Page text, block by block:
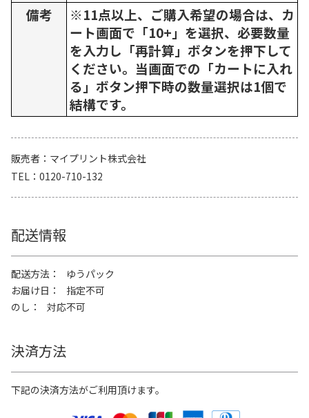
備考
※11点以上、ご購入希望の場合は、カ
ート画面で「10+」を選択、必要数量
を入力し「再計算」ボタンを押下して
ください。当画面での「カートに入れ
る」ボタン押下時の数量選択は1個で
結構です。
販売者
マイプリント株式会社
TEL
0120-710-132
配送情報
配送方法
ゆうパック
お届け日
指定不可
のし
対応不可
決済方法
下記の決済方法がご利用頂けます。